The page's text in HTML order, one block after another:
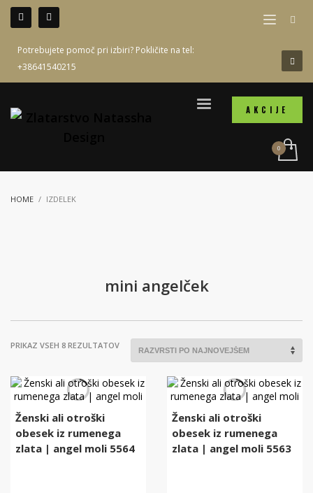
Potrebujete pomoč pri izbiri? Pokličite na tel:
+38641540215
AKCIJE
HOME IZDELEK
mini angelček
PRIKAZ VSEH 8 REZULTATOVRAZVRŠČENO
Ženski ali otroški
obesek iz rumenega
zlata | angel moli 5564
Ženski ali otroški
obesek iz rumenega
zlata | angel moli 5563